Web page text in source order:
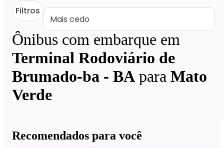
Ônibus com embarque em
Terminal Rodoviário de
Brumado-ba - BA para Mato
Verde
Filtros
Recomendados para você